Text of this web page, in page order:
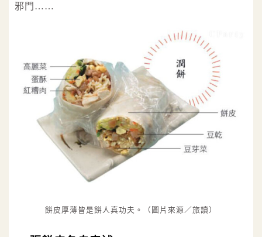
邪門……
餅皮厚薄皆是餅人真功夫。（圖片來源／旅讀）